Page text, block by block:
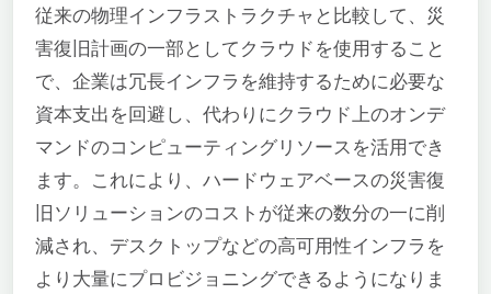
従来の物理インフラストラクチャと比較して、災
害復旧計画の一部としてクラウドを使用すること
で、企業は冗長インフラを維持するために必要な
資本支出を回避し、代わりにクラウド上のオンデ
マンドのコンピューティングリソースを活用でき
ます。これにより、ハードウェアベースの災害復
旧ソリューションのコストが従来の数分の一に削
減され、デスクトップなどの高可用性インフラを
より大量にプロビジョニングできるようになりま